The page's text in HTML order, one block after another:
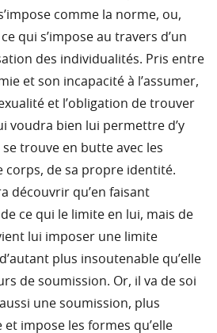
comme la norme, ou,
qui s’impose au travers d’un
des individualités. Pris entre
et son incapacité à l’assumer,
et l’obligation de trouver
voudra bien lui permettre d’y
se trouve en butte avec les
corps, de sa propre identité.
découvrir qu’en faisant
de ce qui le limite en lui, mais de
lui imposer une limite
plus insoutenable qu’elle
de soumission. Or, il va de soi
une soumission, plus
impose les formes qu’elle